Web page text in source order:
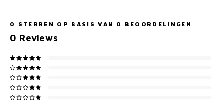
0 STERREN OP BASIS VAN 0 BEOORDELINGEN
0 Reviews